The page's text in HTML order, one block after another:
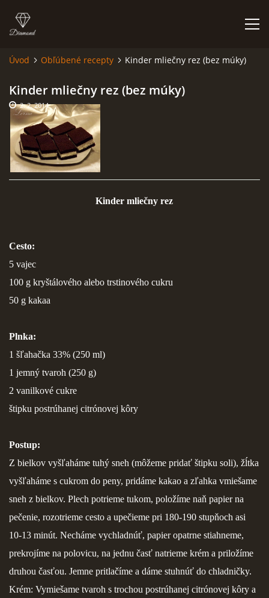
NIEČO O MNE A MOJEJ ZÁĽUBE
FÓRUM - PORADŇA
DOBRÉ RADY NIELEN PRE ZAČIATOČNÍKOV
OBĽÚBENÉ RECEPTY
ZAUJÍMAVOSTI O MEDOVNÍČKOCH
VIDEÁ
***VIANOCE***
KVÁSKOVANIE
KURZY - ŠKOLENIA
Úvod Obľúbené recepty Kinder mliečny rez (bez múky)
Kinder mliečny rez (bez múky)
2. 2. 2014
Kinder mliečny rez
Cesto:
5 vajec
100 g kryštálového alebo trstinového cukru
50 g kakaa
Plnka:
1 šľahačka 33% (250 ml)
1 jemný tvaroh (250 g)
2 vanilkové cukre
štipku postrúhanej citrónovej kôry
Postup:
Z bielkov vyšľaháme tuhý sneh (môžeme pridať štipku soli), žĺtka
vyšľaháme s cukrom do peny, pridáme kakao a zľahka vmiešame
sneh z bielkov. Plech potrieme tukom, položíme naň papier na
pečenie, rozotrieme cesto a upečieme pri 180-190 stupňoch asi
10-13 minút. Necháme vychladnúť, papier opatrne stiahneme,
prekrojíme na polovicu, na jednu časť natrieme krém a priložíme
druhou časťou. Jemne pritlačíme a dáme stuhnúť do chladničky.
Krém: Vymiešame tvaroh s trochou postrúhanej citrónovej kôry a